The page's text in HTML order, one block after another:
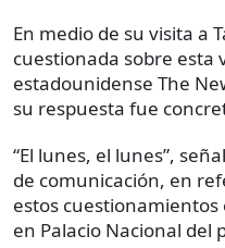
En medio de su visita a
cuestionada sobre esta
estadounidense The
su respuesta fue
“El lunes, el lunes”,
de comunicación, en
estos
en Palacio Nacional del